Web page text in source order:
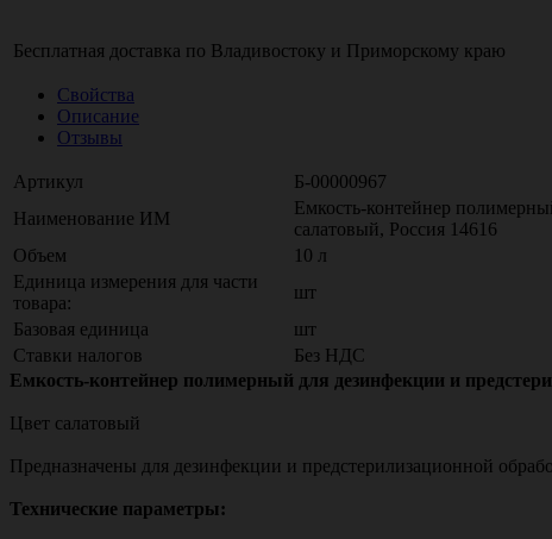
Бесплатная доставка по Владивостоку и Приморскому краю
Свойства
Описание
Отзывы
Артикул
Б-00000967
Наименование ИМ
Емкость-контейнер
салатовый, Россия 14616
Объем
10 л
Единица измерения для части
товара:
шт
Базовая единица
шт
Ставки налогов
Без НДС
Емкость-контейнер полимерный для дезинфекции и
Цвет салатовый
Предназначены для дезинфекции и предстерилизационной
Технические параметры: